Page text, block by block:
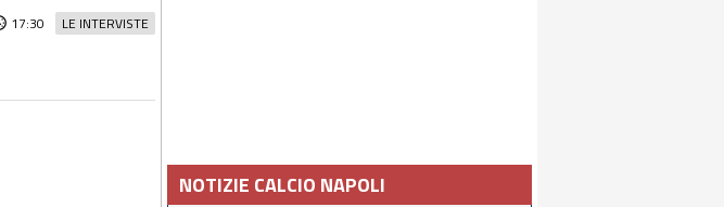
LE INTERVISTE
17:30
NOTIZIE CALCIO NAPOLI